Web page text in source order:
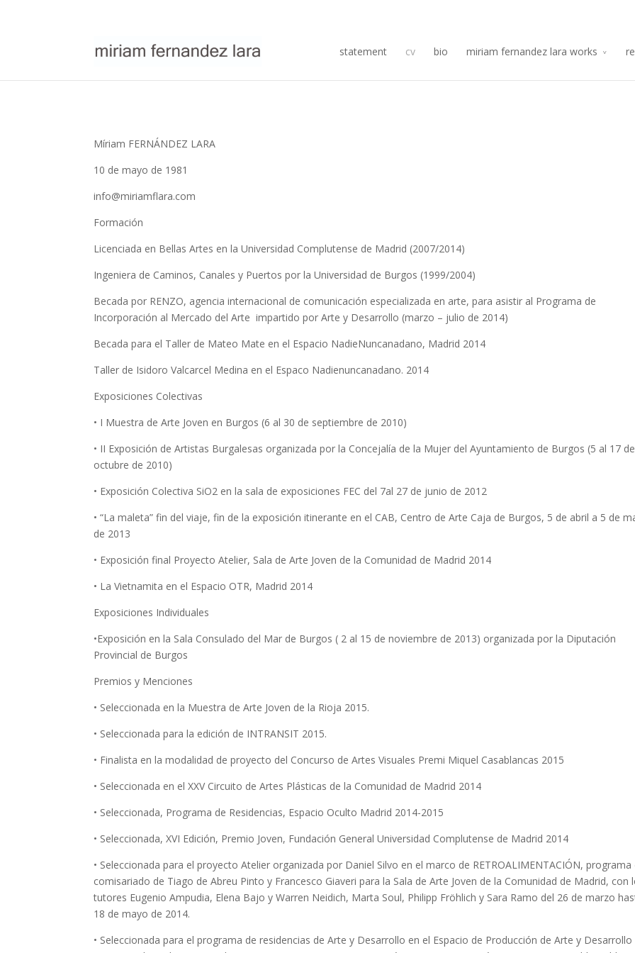
statement cv bio miriam fernandez lara works
Míriam FERNÁNDEZ LARA
10 de mayo de 1981
info@miriamflara.com
Formación
Licenciada en Bellas Artes en la Universidad Complutense de Madrid (2007/2014)
Ingeniera de Caminos, Canales y Puertos por la Universidad de Burgos (1999/2004)
Becada por RENZO, agencia internacional de comunicación especializada en arte, para asistir al Programa de
Incorporación al Mercado del Arte impartido por Arte y Desarrollo (marzo – julio de 2014)
Becada para el Taller de Mateo Mate en el Espacio NadieNuncanadano, Madrid 2014
Taller de Isidoro Valcarcel Medina en el Espaco Nadienuncanadano. 2014
Exposiciones Colectivas
• I Muestra de Arte Joven en Burgos (6 al 30 de septiembre de 2010)
• II Exposición de Artistas Burgalesas organizada por la Concejalía de la Mujer del Ayuntamiento de Burgos (5 al 17 de
octubre de 2010)
• Exposición Colectiva SiO2 en la sala de exposiciones FEC del 7al 27 de junio de 2012
• “La maleta” fin del viaje, fin de la exposición itinerante en el CAB, Centro de Arte Caja de Burgos, 5 de abril a 5 de
de 2013
• Exposición final Proyecto Atelier, Sala de Arte Joven de la Comunidad de Madrid 2014
• La Vietnamita en el Espacio OTR, Madrid 2014
Exposiciones Individuales
•Exposición en la Sala Consulado del Mar de Burgos ( 2 al 15 de noviembre de 2013) organizada por la Diputación
Provincial de Burgos
Premios y Menciones
• Seleccionada en la Muestra de Arte Joven de la Rioja 2015.
• Seleccionada para la edición de INTRANSIT 2015.
• Finalista en la modalidad de proyecto del Concurso de Artes Visuales Premi Miquel Casablancas 2015
• Seleccionada en el XXV Circuito de Artes Plásticas de la Comunidad de Madrid 2014
• Seleccionada, Programa de Residencias, Espacio Oculto Madrid 2014-2015
• Seleccionada, XVI Edición, Premio Joven, Fundación General Universidad Complutense de Madrid 2014
• Seleccionada para el proyecto Atelier organizada por Daniel Silvo en el marco de RETROALIMENTACIÓN, programa
comisariado de Tiago de Abreu Pinto y Francesco Giaveri para la Sala de Arte Joven de la Comunidad de Madrid, con
tutores Eugenio Ampudia, Elena Bajo y Warren Neidich, Marta Soul, Philipp Fröhlich y Sara Ramo del 26 de marzo
18 de mayo de 2014.
• Seleccionada para el programa de residencias de Arte y Desarrollo en el Espacio de Producción de Arte y Desarrollo